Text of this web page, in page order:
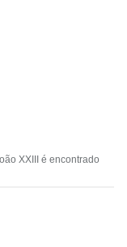
XXIII é encontrado